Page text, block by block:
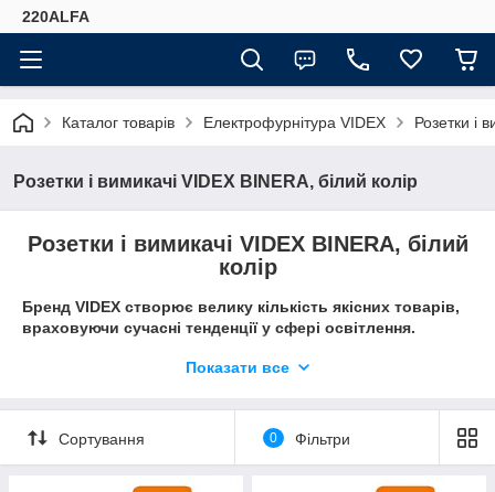
220ALFA
Каталог товарів Електрофурнітура VIDEX Розетки і
Розетки і вимикачі VIDEX BINERA, білий колір
Розетки і вимикачі VIDEX BINERA, білий
колір
Бренд VIDEX створює велику кількість якісних товарів,
враховуючи сучасні тенденції у сфері освітлення.
забезпечують тривалий термін експлуатації, гарантуючи
У цій групі представлені розетки і вимикачі в сучасному
Показати все
Сортування 0 Фільтри